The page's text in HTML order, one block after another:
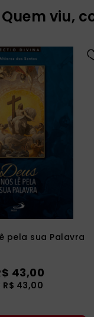
Quem viu,
pela sua Palavra
43,00
R$ 43,00